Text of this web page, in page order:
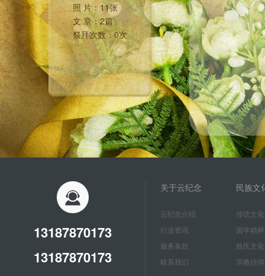
照 片：11张
文 章：2篇
祭拜次数：0次
13187870173
13187870173
关于云纪念
云纪念介绍
行业资讯
服务条款
联系我们
民族文
传统文化
国学精粹
姓氏文化
宗教信仰